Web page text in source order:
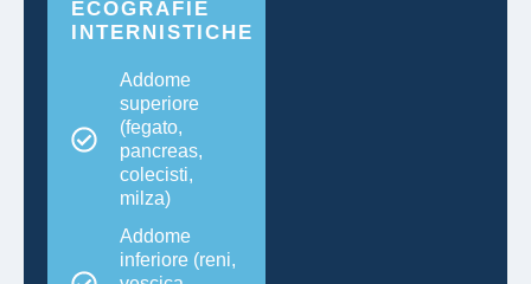
ECOGRAFIE
INTERNISTICHE
Addome
superiore
(fegato,
pancreas,
colecisti,
milza)
Addome
inferiore (reni,